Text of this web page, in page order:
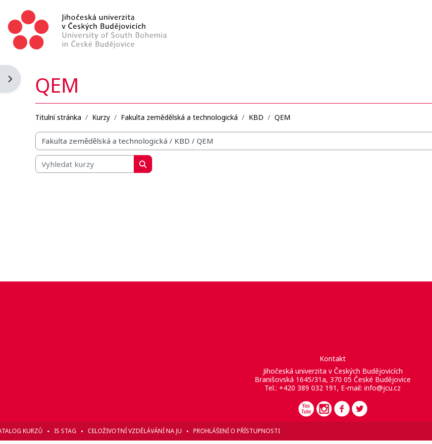
Otevřít panel bloku
QEM
Titulní stránka Kurzy Fakulta zemědělská a technologická KBD QEM
Organizační struktura kurzů
Vyhledat kurzy
Vyhledat kurzy
Kontakt
Jihočeská univerzita v Českých Budějovicích
Branišovská 1645/31a, 370 05 České Budějovice
Tel.: +420 389 032 191, E-mail: info@jcu.cz
KURZŮ IS STAG CELOŽIVOTNÍ VZDĚLÁVÁNÍ NA JU PROHLÁŠENÍ O PŘÍSTUPNOSTI